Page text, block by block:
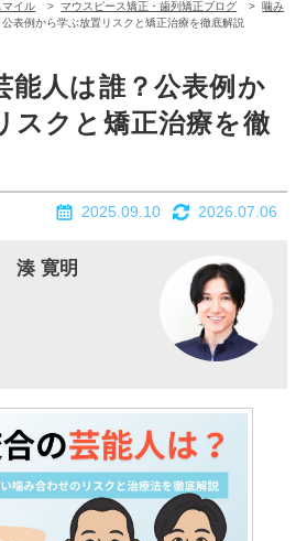
マイル マウスピース矯正・歯列矯正ブログ
噛み
表例から学ぶ放置リスクと矯正治療を徹底解説
能人は誰？公表例か
スクと矯正治療を徹
2025.09.10 2026.07.06
湊 寛明